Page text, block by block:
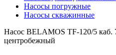
Насосы погружные
Насосы скважинные
Насос BELAMOS TF-120/5 каб.
центробежный